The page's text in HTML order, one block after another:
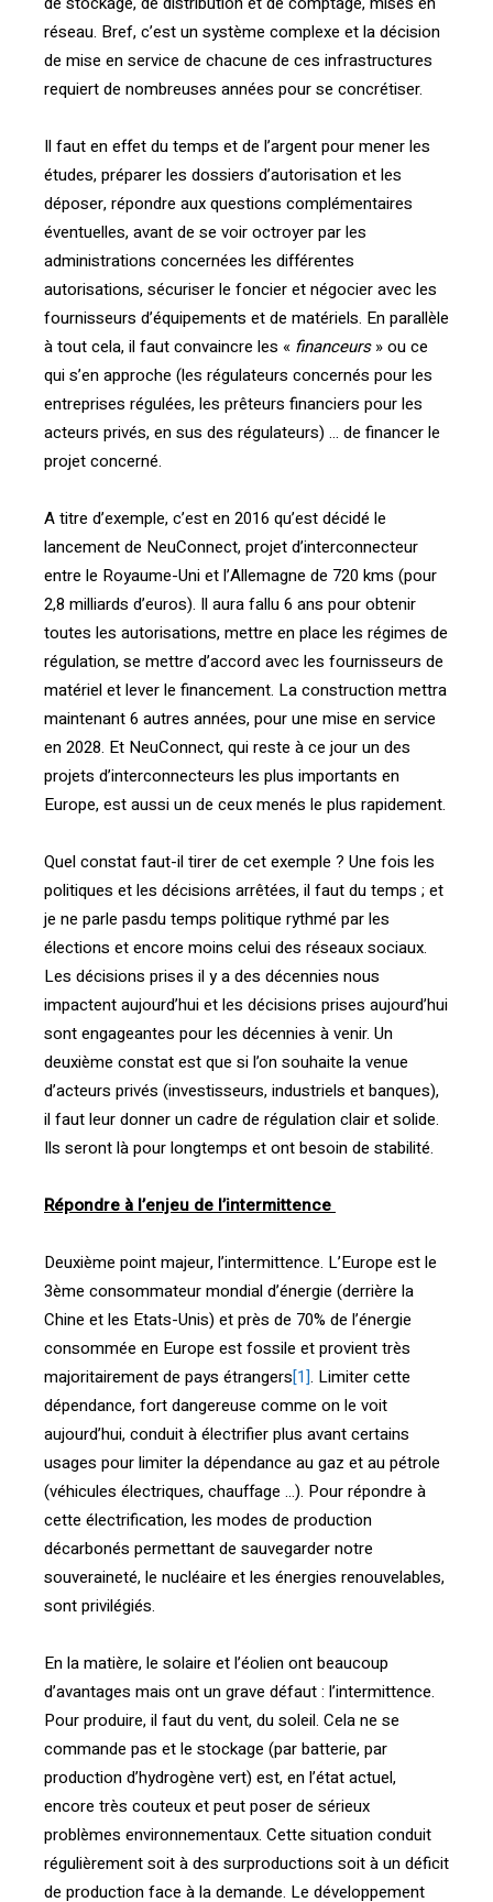
réseau. Bref, c’est un système complexe et la décision
de mise en service de chacune de ces infrastructures
requiert de nombreuses années pour se concrétiser.
Il faut en effet du temps et de l’argent pour mener les
études, préparer les dossiers d’autorisation et les
déposer, répondre aux questions complémentaires
éventuelles, avant de se voir octroyer par les
administrations concernées les différentes
autorisations, sécuriser le foncier et négocier avec les
fournisseurs d’équipements et de matériels. En parallèle
à tout cela, il faut convaincre les « financeurs» ou ce
qui s’en approche (les régulateurs concernés pour les
entreprises régulées, les prêteurs financiers pour les
acteurs privés, en sus des régulateurs) … de financer le
projet concerné.
A titre d’exemple, c’est en 2016 qu’est décidé le
lancement de NeuConnect, projet d’interconnecteur
entre le Royaume-Uni et l’Allemagne de 720 kms (pour
2,8 milliards d’euros). Il aura fallu 6 ans pour obtenir
toutes les autorisations, mettre en place les régimes de
régulation, se mettre d’accord avec les fournisseurs de
matériel et lever le financement. La construction mettra
maintenant 6 autres années, pour une mise en service
en 2028. Et NeuConnect, qui reste à ce jour un des
projets d’interconnecteurs les plus importants en
Europe, est aussi un de ceux menés le plus rapidement.
Quel constat faut-il tirer de cet exemple ? Une fois les
politiques et les décisions arrêtées, il faut du temps ; et
je ne parle pasdu temps politique rythmé par les
élections et encore moins celui des réseaux sociaux.
Les décisions prises il y a des décennies nous
impactent aujourd’hui et les décisions prises aujourd’hui
sont engageantes pour les décennies à venir. Un
deuxième constat est que si l’on souhaite la venue
d’acteurs privés (investisseurs, industriels et banques),
il faut leur donner un cadre de régulation clair et solide.
Ils seront là pour longtemps et ont besoin de stabilité.
Répondre à l’enjeu de l’intermittence
Deuxième point majeur, l’intermittence. L’Europe est le
3ème consommateur mondial d’énergie (derrière la
Chine et les Etats-Unis) et près de 70% de l’énergie
consommée en Europe est fossile et provient très
majoritairement de pays étrangers[1]. Limiter cette
dépendance, fort dangereuse comme on le voit
aujourd’hui, conduit à électrifier plus avant certains
usages pour limiter la dépendance au gaz et au pétrole
(véhicules électriques, chauffage …). Pour répondre à
cette électrification, les modes de production
décarbonés permettant de sauvegarder notre
souveraineté, le nucléaire et les énergies renouvelables,
sont privilégiés.
En la matière, le solaire et l’éolien ont beaucoup
d’avantages mais ont un grave défaut : l’intermittence.
Pour produire, il faut du vent, du soleil. Cela ne se
commande pas et le stockage (par batterie, par
production d’hydrogène vert) est, en l’état actuel,
encore très couteux et peut poser de sérieux
problèmes environnementaux. Cette situation conduit
régulièrement soit à des surproductions soit à un déficit
de production face à la demande. Le développement